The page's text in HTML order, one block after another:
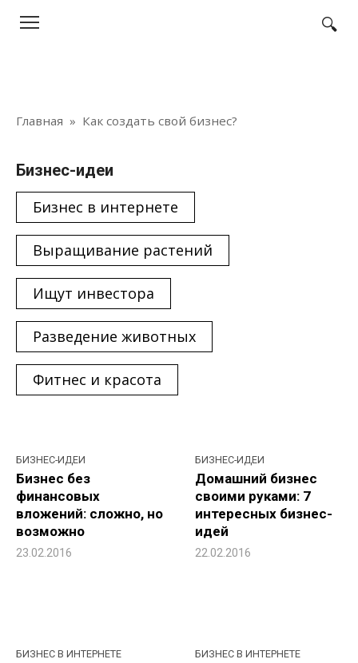
Главная » Как создать свой бизнес?
Бизнес-идеи
Бизнес в интернете
Выращивание растений
Ищут инвестора
Разведение животных
Фитнес и красота
БИЗНЕС-ИДЕИ
Бизнес без
финансовых
вложений: сложно, но
возможно
23.02.2016
БИЗНЕС-ИДЕИ
Домашний бизнес
своими руками: 7
интересных бизнес-
идей
22.02.2016
БИЗНЕС В ИНТЕРНЕТЕ БИЗНЕС В ИНТЕРНЕТЕ